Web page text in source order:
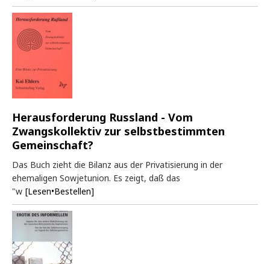
Herausforderung Russland - Vom
Zwangskollektiv zur selbstbestimmten
Gemeinschaft?
Das Buch zieht die Bilanz aus der Privatisierung in der
ehemaligen Sowjetunion. Es zeigt, daß das
"w [Lesen•Bestellen]